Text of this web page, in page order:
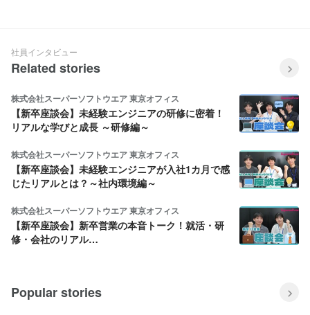
社員インタビュー
Related stories
株式会社スーパーソフトウエア 東京オフィス
【新卒座談会】未経験エンジニアの研修に密着！
リアルな学びと成長 ～研修編～
株式会社スーパーソフトウエア 東京オフィス
【新卒座談会】未経験エンジニアが入社1カ月で感
じたリアルとは？～社内環境編～
株式会社スーパーソフトウエア 東京オフィス
【新卒座談会】新卒営業の本音トーク！就活・研
修・会社のリアル…
Popular stories